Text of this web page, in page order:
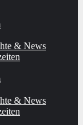
& News
& News